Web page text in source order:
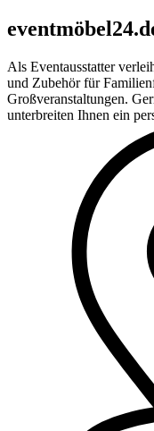
Als Eventausstatter
und Zubehör für
Großveranstaltungen.
unterbreiten Ihnen ein